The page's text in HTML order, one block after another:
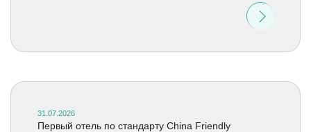
31.07.2026
Первый отель по стандарту China Friendly